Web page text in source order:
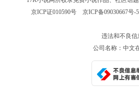
京ICP证010590号 京ICP备09030667号-5
违法和不良信
公司名称：中文